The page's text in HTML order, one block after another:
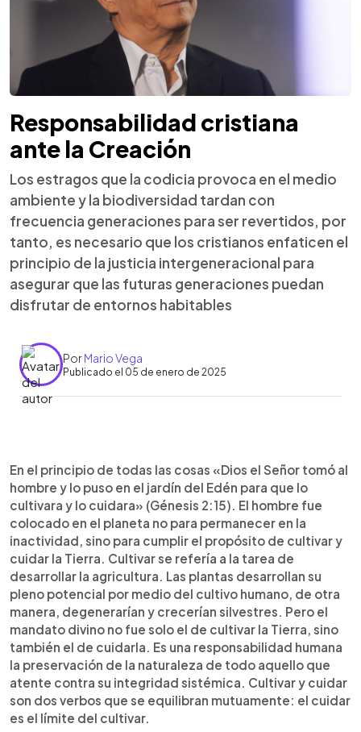
Responsabilidad cristiana
ante la Creación
Los estragos que la codicia provoca en el medio
ambiente y la biodiversidad tardan con
frecuencia generaciones para ser revertidos, por
tanto, es necesario que los cristianos enfaticen el
principio de la justicia intergeneracional para
asegurar que las futuras generaciones puedan
disfrutar de entornos habitables
PorMario Vega
Publicado el 05 de enero de 2025
► Escuchar artículo
En el principio de todas las cosas «Dios el Señor tomó al
hombre y lo puso en el jardín del Edén para que lo
cultivara y lo cuidara» (Génesis 2:15). El hombre fue
colocado en el planeta no para permanecer en la
inactividad, sino para cumplir el propósito de cultivar y
cuidar la Tierra. Cultivar se refería a la tarea de
desarrollar la agricultura. Las plantas desarrollan su
pleno potencial por medio del cultivo humano, de otra
manera, degenerarían y crecerían silvestres. Pero el
mandato divino no fue solo el de cultivar la Tierra, sino
también el de cuidarla. Es una responsabilidad humana
la preservación de la naturaleza de todo aquello que
atente contra su integridad sistémica. Cultivar y cuidar
son dos verbos que se equilibran mutuamente: el cuidar
es el límite del cultivar.